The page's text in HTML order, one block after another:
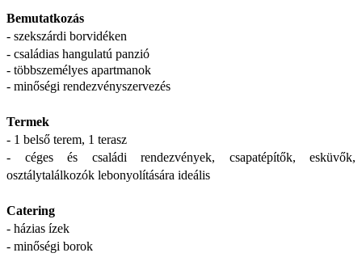
Bemutatkozás
- szekszárdi borvidéken
- családias hangulatú panzió
- többszemélyes apartmanok
- minőségi rendezvényszervezés
Termek
- 1 belső terem, 1 terasz
- céges és családi rendezvények, csapatépítők, esküvők,
osztálytalálkozók lebonyolítására ideális
Catering
- házias ízek
- minőségi borok